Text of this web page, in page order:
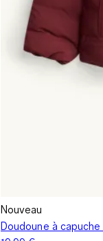
Nouveau
Doudoune à